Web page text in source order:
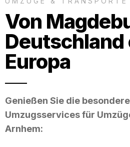
Von
Deutschland
Europa
Genießen Sie die
Umzugsservices für
Arnhem: